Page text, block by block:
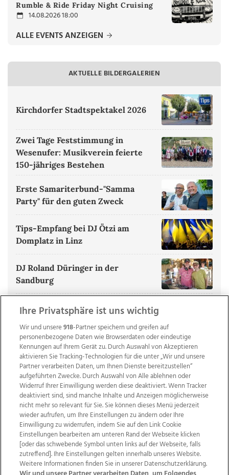
Rumble & Ride Friday Night Cruising
14.08.2026 18:00
ALLE EVENTS ANZEIGEN
AKTUELLE BILDERGALERIEN
Kirchdorfer Stadtspektakel 2026
Zwei Tage Feststimmung in
Wesenufer: Musikverein feierte
150-jähriges Bestehen
Erste Samariterbund-"Samma
Party" für den guten Zweck
Tips-Empfang bei DJ Ötzi am
Domplatz in Linz
DJ Roland Düringer in der
Sandburg
ALLE BILDERGALERIEN ANZEIGEN
Wir über uns Mediadaten Kontakt
Jobs
Datenschutz
Impressum
AGB Anzeigekunden
AGB Website
Ehrenkodex Politische Werbung
Ihre Privatsphäre ist uns wichtig
Wir und unsere918-Partner speichern und greifen auf
personenbezogene Daten wie Browserdaten oder eindeutige
Kennungen auf Ihrem Gerät zu. Durch Auswahl von Akzeptieren
aktivieren Sie Tracking-Technologien für die unter „Wir und unsere
Partner verarbeiten Daten, um Ihnen Dienste bereitzustellen“
aufgeführten Zwecke. Durch Auswahl von Alle ablehnen oder
Widerruf Ihrer Einwilligung werden diese deaktiviert. Wenn Tracker
deaktiviert sind, sind manche Inhalte und Anzeigen möglicherweise
nicht mehr so relevant für Sie. Sie können dieses Menü jederzeit
wieder aufrufen, um Ihre Einstellungen zu ändern oder Ihre
Einwilligung zu widerrufen, indem Sie auf den Link Cookie
Einstellungen bearbeiten am unteren Rand der Webseite klicken
[oder das schwebende Symbol unten links auf der Webseite, falls
zutreffend]. Ihre Einstellungen gelten innerhalb unseres Website.
Weitere Informationen finden Sie in unserer Datenschutzerklärung.